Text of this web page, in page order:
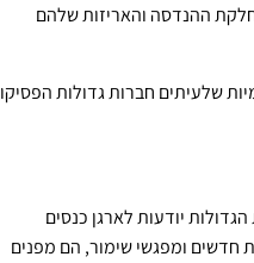
ההנדסה והאריזות שלהם
שלעיתים חברות גדולות הפסיקו
יודעות לארגן כנסים
ומפגשי שימור, הם מפנים